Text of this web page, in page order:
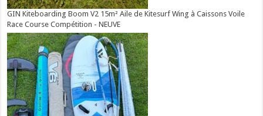
GIN Kiteboarding Boom V2 15m² Aile de Kitesurf Wing à Caissons Voile
Race Course Compétition - NEUVE